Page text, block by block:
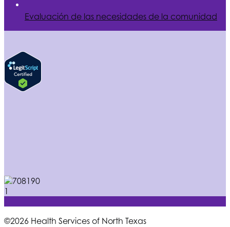
Evaluación de las necesidades de la comunidad
©2026 Health Services of North Texas